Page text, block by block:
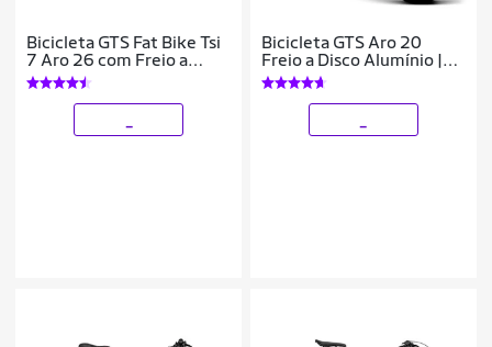
Bicicleta GTS Fat Bike Tsi
7 Aro 26 com Freio a
Disco Hidráulico Cambio
GTSM1 TSI 7 Marchas e
Quadro
Bicicleta GTS Aro 20
Freio a Disco Alumínio |
GTS M1 SKX BMX